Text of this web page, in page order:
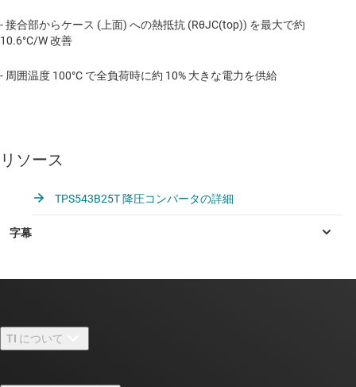
- 接合部からケース (上面) への熱抵抗 (RθJC(top)) を最大で約
10.6°C/W 改善
- 周囲温度 100°C で全負荷時に約 10% 大きな電力を供給
リソース
TPS543B25T 降圧コンバータの詳細
TI について